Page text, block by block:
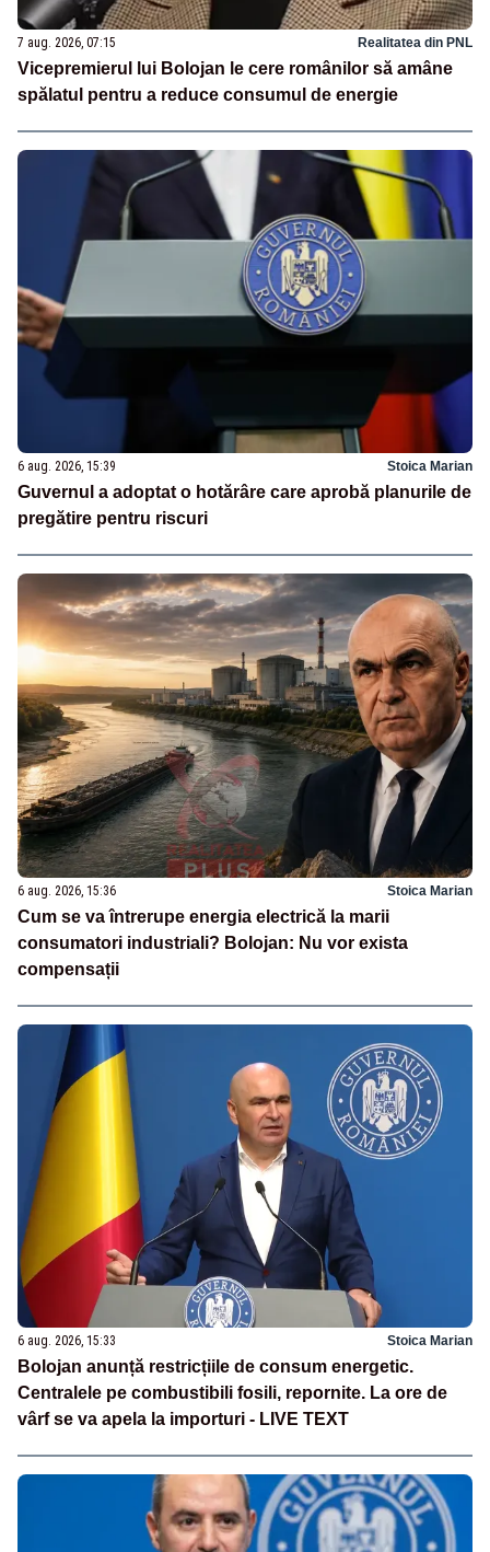
7 aug. 2026, 07:15 Realitatea din PNL
Vicepremierul lui Bolojan le cere românilor să amâne
spălatul pentru a reduce consumul de energie
6 aug. 2026, 15:39 Stoica Marian
Guvernul a adoptat o hotărâre care aprobă planurile de
pregătire pentru riscuri
6 aug. 2026, 15:36 Stoica Marian
Cum se va întrerupe energia electrică la marii
consumatori industriali? Bolojan: Nu vor exista
compensații
6 aug. 2026, 15:33 Stoica Marian
Bolojan anunță restricțiile de consum energetic.
Centralele pe combustibili fosili, repornite. La ore de
vârf se va apela la importuri - LIVE TEXT